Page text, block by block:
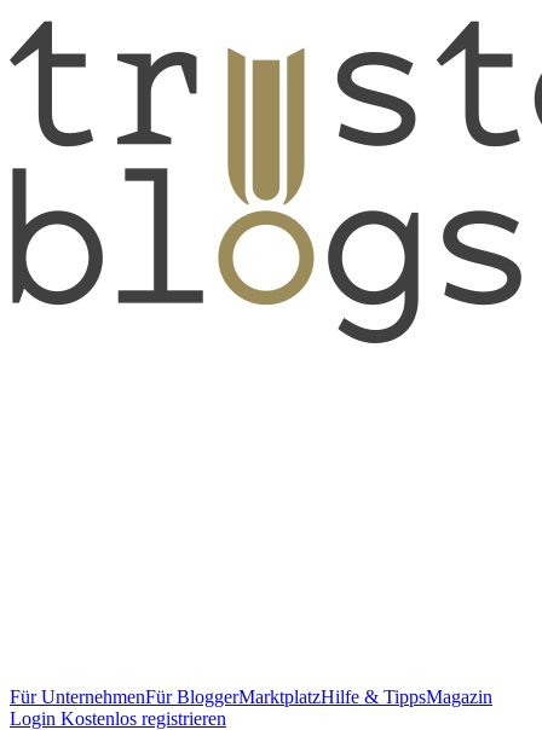
Für UnternehmenFür BloggerMarktplatzHilfe & TippsMagazin
Login Kostenlos registrieren